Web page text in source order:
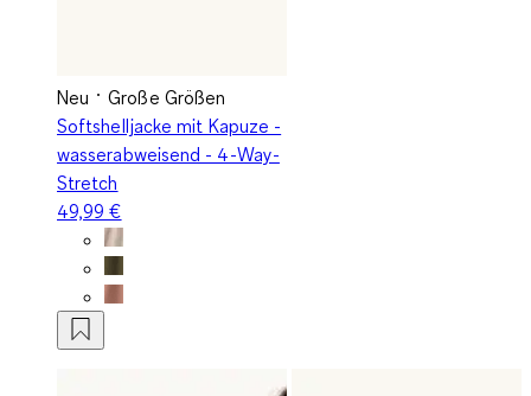
Neu
Große Größen
Softshelljacke mit Kapuze -
wasserabweisend - 4-Way-
Stretch
49,99 €